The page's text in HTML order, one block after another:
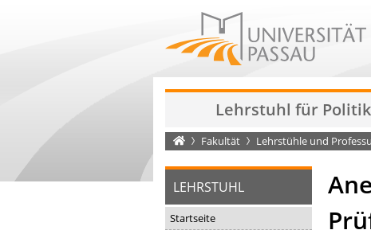
Lehrstuhl für
Startseite
Fakultät Lehrstühle und
LEHRSTUHL
Startseite